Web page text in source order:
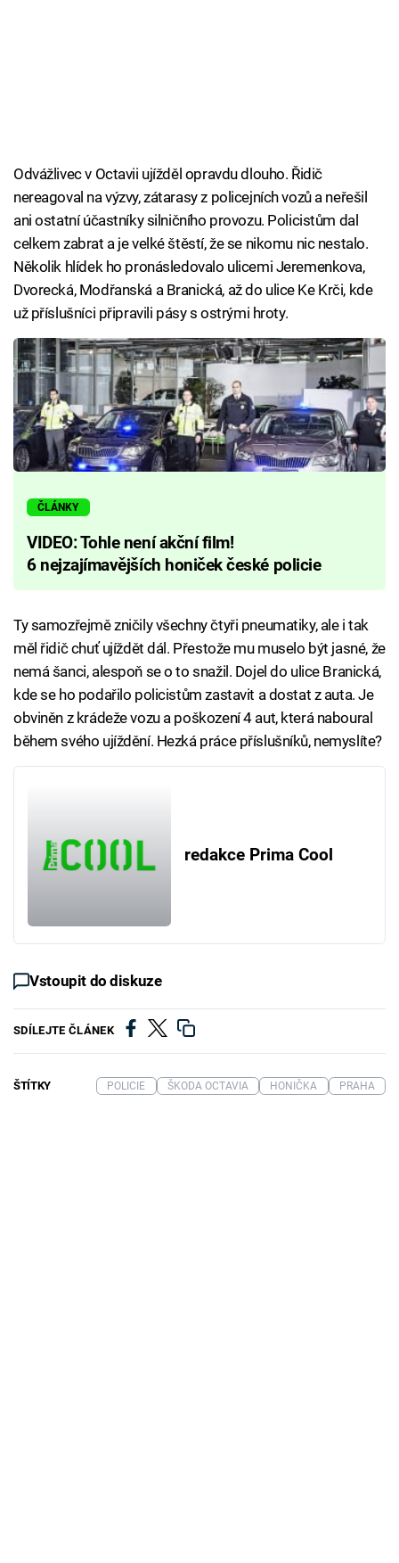
Odvážlivec v Octavii ujížděl opravdu dlouho. Řidič
nereagoval na výzvy, zátarasy z policejních vozů a neřešil
ani ostatní účastníky silničního provozu. Policistům dal
celkem zabrat a je velké štěstí, že se nikomu nic nestalo.
Několik hlídek ho pronásledovalo ulicemi Jeremenkova,
Dvorecká, Modřanská a Branická, až do ulice Ke Krči, kde
už příslušníci připravili pásy s ostrými hroty.
ČLÁNKY
VIDEO: Tohle není akční film!
6 nejzajímavějších honiček české policie
Ty samozřejmě zničily všechny čtyři pneumatiky, ale i tak
měl řidič chuť ujíždět dál. Přestože mu muselo být jasné, že
nemá šanci, alespoň se o to snažil. Dojel do ulice Branická,
kde se ho podařilo policistům zastavit a dostat z auta. Je
obviněn z krádeže vozu a poškození 4 aut, která naboural
během svého ujíždění. Hezká práce příslušníků, nemyslíte?
redakce Prima Cool
Vstoupit do diskuze
SDÍLEJTE ČLÁNEK
ŠTÍTKY POLICIE ŠKODA OCTAVIA HONIČKA PRAHA